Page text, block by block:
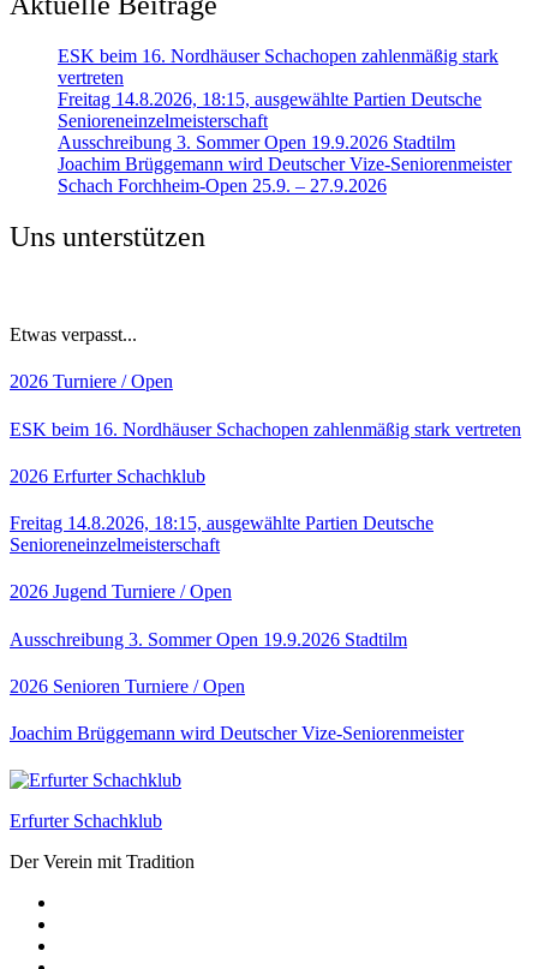
ESK beim 16. Nordhäuser Schachopen zahlenmäßig stark
vertreten
Freitag 14.8.2026, 18:15, ausgewählte Partien Deutsche
Senioreneinzelmeisterschaft
Ausschreibung 3. Sommer Open 19.9.2026 Stadtilm
Joachim Brüggemann wird Deutscher Vize-Seniorenmeister
Schach Forchheim-Open 25.9. – 27.9.2026
Uns unterstützen
Etwas verpasst...
2026 Turniere / Open
ESK beim 16. Nordhäuser Schachopen zahlenmäßig stark vertreten
2026 Erfurter Schachklub
Freitag 14.8.2026, 18:15, ausgewählte Partien Deutsche
Senioreneinzelmeisterschaft
2026 Jugend Turniere / Open
Ausschreibung 3. Sommer Open 19.9.2026 Stadtilm
2026 Senioren Turniere / Open
Joachim Brüggemann wird Deutscher Vize-Seniorenmeister
Erfurter Schachklub
Der Verein mit Tradition